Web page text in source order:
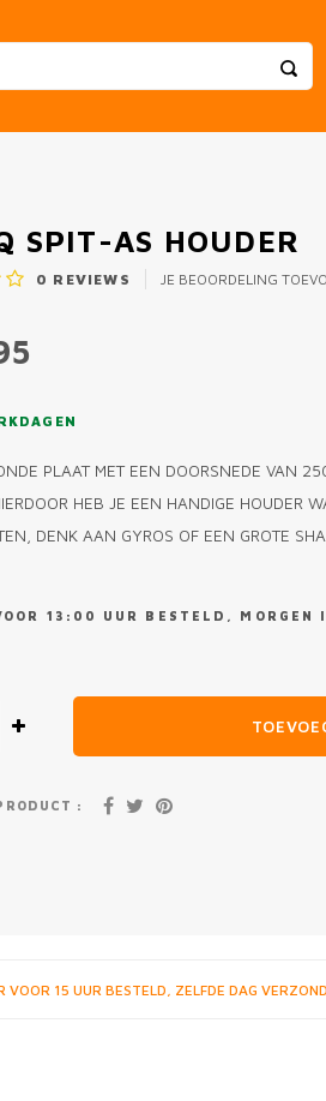
SPIT-AS HOUDER
0 REVIEWS JE BEOORDELING
PLAAT MET EEN DOORSNEDE VAN
HEB JE EEN HANDIGE HOUDER
DENK AAN GYROS OF EEN GROTE
13:00 UUR BESTELD, MORGEN
:
15 UUR BESTELD, ZELFDE DAG